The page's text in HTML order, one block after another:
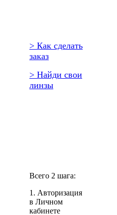
> Как сделать
заказ
> Найди свои
линзы
Всего 2 шага:
1. Авторизация
в Личном
кабинете